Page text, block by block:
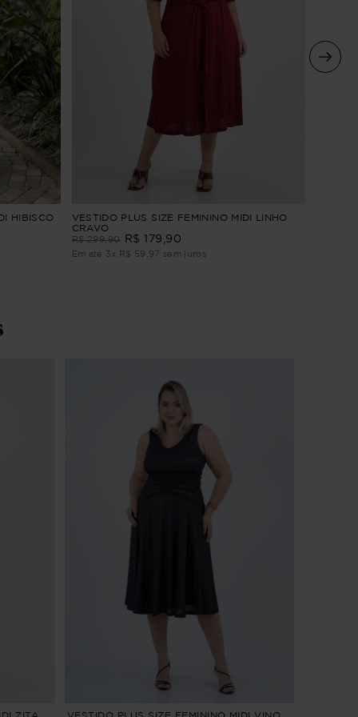
HIBISCO
VESTIDO PLUS SIZE FEMININO MIDI LINHO
CRAVO
R$ 299,90 R$ 179 90
Em até 3x R$ 59 97 sem juros
ZITA VESTIDO PLUS SIZE FEMININO MIDI VINO